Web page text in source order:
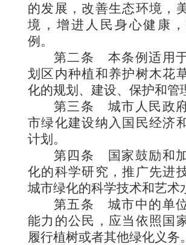
的发展，改善生态环境，
境，增进人民身心健康
例。
第二条 本条例适用
划区内种植和养护树木花
化的规划、建设、保护和管
第三条 城市人民政
市绿化建设纳入国民经济
计划。
第四条
国家鼓励和
化的科学研究，推广先进
城市绿化的科学技术和艺术
第五条 城市中的单
能力的公民，应当依照国
履行植树或者其他绿化义务。